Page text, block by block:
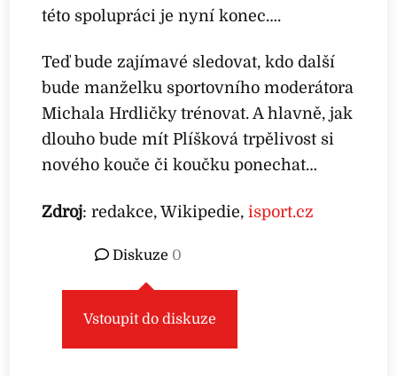
této spolupráci je nyní konec….
Teď bude zajímavé sledovat, kdo další
bude manželku sportovního moderátora
Michala Hrdličky trénovat. A hlavně, jak
dlouho bude mít Plíšková trpělivost si
nového kouče či koučku ponechat…
Zdroj: redakce, Wikipedie,isport.cz
Diskuze 0
Vstoupit do diskuze